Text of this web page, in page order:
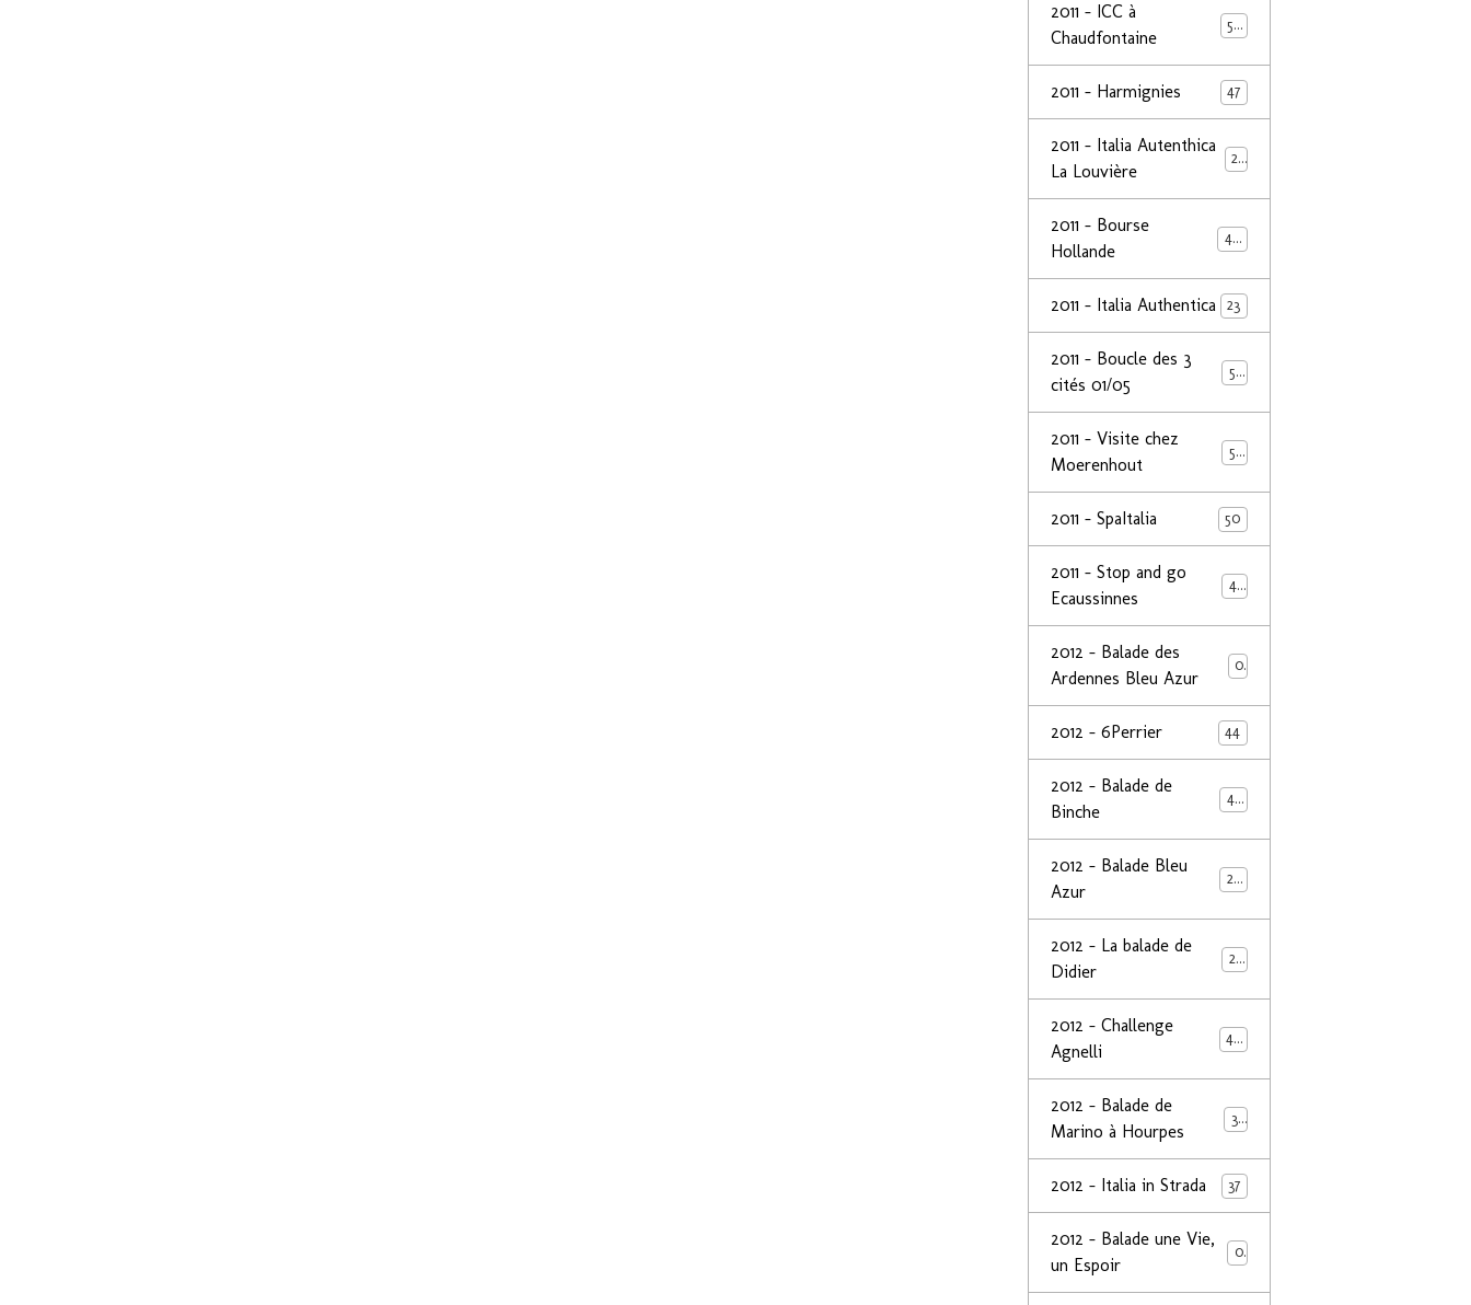
2011 - ICC à
Chaudfontaine
50
2011 - Harmignies 47
2011 - Italia Autenthica
La Louvière
23
2011 - Bourse
Hollande
40
2011 - Italia Authentica 23
2011 - Boucle des 3
cités 01/05
50
2011 - Visite chez
Moerenhout
50
2011 - SpaItalia 50
2011 - Stop and go
Ecaussinnes
44
2012 - Balade des
Ardennes Bleu Azur
0
2012 - 6Perrier 44
2012 - Balade de
Binche
48
2012 - Balade Bleu
Azur
26
2012 - La balade de
Didier
25
2012 - Challenge
Agnelli
44
2012 - Balade de
Marino à Hourpes
39
2012 - Italia in Strada 37
2012 - Balade une Vie,
un Espoir
0